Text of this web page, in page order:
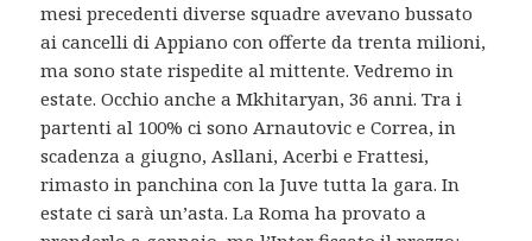
mesi precedenti diverse squadre avevano bussato
ai cancelli di Appiano con offerte da trenta milioni,
ma sono state rispedite al mittente. Vedremo in
estate. Occhio anche a Mkhitaryan, 36 anni. Tra i
partenti al 100% ci sono Arnautovic e Correa, in
scadenza a giugno, Asllani, Acerbi e Frattesi,
rimasto in panchina con la Juve tutta la gara. In
estate ci sarà un’asta. La Roma ha provato a